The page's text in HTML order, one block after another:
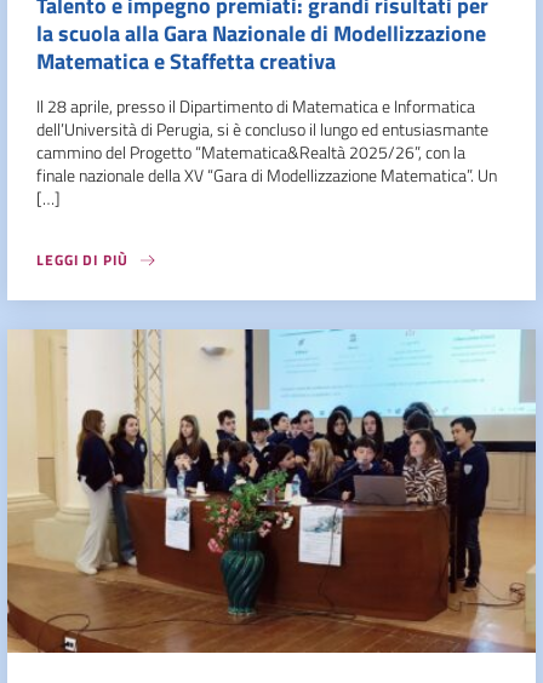
la scuola alla Gara Nazionale di Modellizzazione
Matematica e Staffetta creativa
Il 28 aprile, presso il Dipartimento di Matematica e Informatica
dell’Università di Perugia, si è concluso il lungo ed entusiasmante
cammino del Progetto “Matematica&Realtà 2025/26”, con la
finale nazionale della XV “Gara di Modellizzazione Matematica”. Un
[…]
LEGGI DI PIÙ